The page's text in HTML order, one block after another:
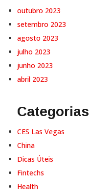
outubro 2023
setembro 2023
agosto 2023
julho 2023
junho 2023
abril 2023
Categorias
CES Las Vegas
China
Dicas Úteis
Fintechs
Health